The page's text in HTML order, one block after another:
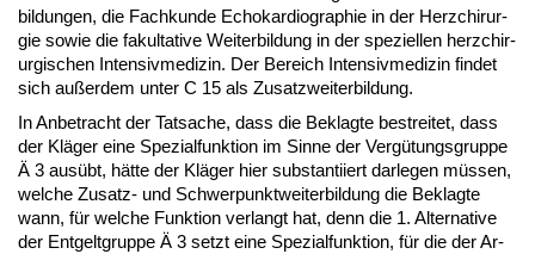
bil­dun­gen, die Fach­kun­de Echo­kar­dio­gra­phie in der Herz­chir­ur­
gie so­wie die fa­kul­ta­ti­ve Wei­ter­bil­dung in der spe­zi­el­len herz­chir­
ur­gi­schen In­ten­siv­me­di­zin. Der Be­reich In­ten­siv­me­di­zin fin­det
sich außer­dem un­ter C 15 als Zu­satz­wei­ter­bil­dung.
In An­be­tracht der Tat­sa­che, dass die Be­klag­te be­strei­tet, dass
der Kläger ei­ne Spe­zi­al­funk­ti­on im Sin­ne der Vergütungs­grup­pe
Ä 3 ausübt, hätte der Kläger hier sub­stan­ti­iert dar­le­gen müssen,
wel­che Zu­satz- und Schwer­punkt­wei­ter­bil­dung die Be­klag­te
wann, für wel­che Funk­ti­on ver­langt hat, denn die 1. Al­ter­na­ti­ve
der Ent­gelt­grup­pe Ä 3 setzt ei­ne Spe­zi­al­funk­ti­on, für die der Ar­